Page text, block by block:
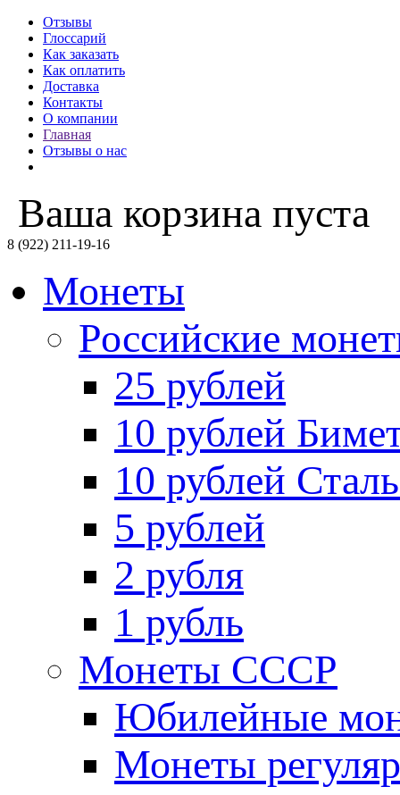
Отзывы
Глоссарий
Как заказать
Как оплатить
Доставка
Контакты
О компании
Главная
Отзывы о нас
Ваша корзина пуста
8 (922) 211-19-16
Монеты
Российские
25 рублей
10 рублей
10 рублей
5 рублей
2 рубля
1 рубль
Монеты СССР
Юбилейные
Монеты